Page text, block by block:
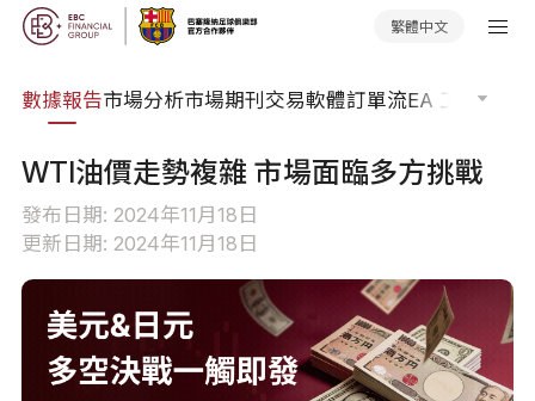
繁體中文
數據報告市場分析市場期刊交易軟體訂單流EA 工具庫
WTI油價走勢複雜 市場面臨多方挑戰
發布日期: 2024年11月18日
更新日期: 2024年11月18日